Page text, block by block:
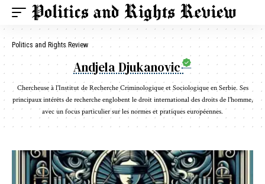
Politics and Rights Review
Andjela Djukanovic
Chercheuse à l'Institut de Recherche Criminologique et Sociologique en Serbie. Ses
principaux intérêts de recherche englobent le droit international des droits de l'homme,
avec un focus particulier sur les normes et pratiques européennes.